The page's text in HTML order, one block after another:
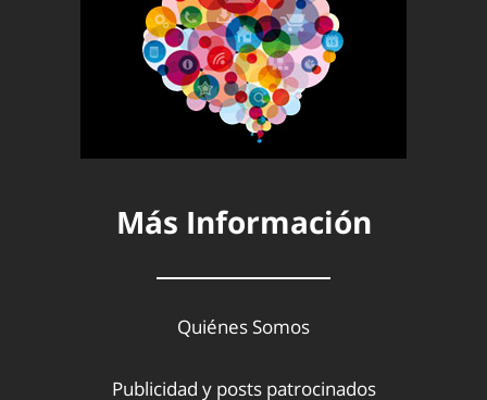
Más Información
Quiénes Somos
Publicidad y posts patrocinados